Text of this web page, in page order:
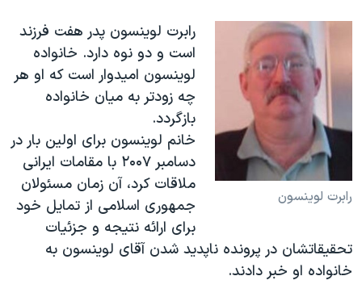
آرشیو پخش زنده
مجموعه مستندهای دادخواهی
تریبونال مردمی آبان ۹۸
دادگاه حمید نوری
چهل سال گروگان‌گیری
قانون شفافیت دارائی کادر رهبری ایران
نرگس محمدی برنده جایزه نوبل صلح
همایش محافظه‌کاران آمریکا «سی‌پک»
رابرت لوینسون
رابرت لوینسون پدر هفت فرزند
است و دو نوه دارد. خانواده
لوینسون امیدوار است که او هر
چه زودتر به میان خانواده
بازگردد.
خانم لوینسون برای اولین بار در
دسامبر ۲۰۰۷ با مقامات ایرانی
ملاقات کرد، آن زمان مسئولان
جمهوری اسلامی از تمایل خود
برای ارائه نتیجه و جزئیات
تحقیقاتشان در پرونده ناپدید شدن آقای لوینسون به
خانواده او خبر دادند.